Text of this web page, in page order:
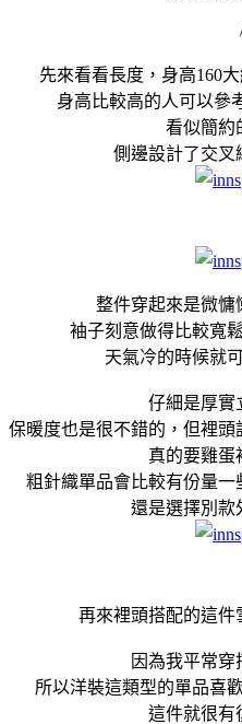
先來看看長度，身高160
身高比較高的人可以參
看似簡約
側邊設計了交叉
整件穿起來是微慵
袖子刻意做得比較寬
天氣冷的時候就
仔細是厚實
保暖度也是很不錯的，但裡
真的要雞蛋
粗針織單品會比較有份量
還是選擇別款
再來裡頭搭配的這件
因為我平常穿
所以洋裝這類型的單品喜
這件就很有